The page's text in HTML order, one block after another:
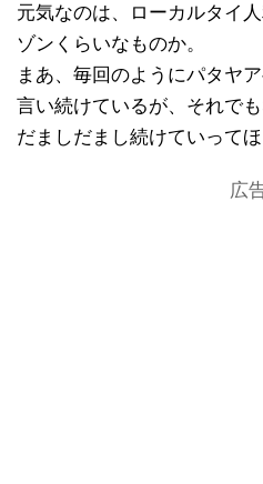
元気なのは、ローカルタイ
ゾンくらいなものか。
まあ、毎回のようにパタヤ
言い続けているが、それで
だましだまし続けていってほ
広